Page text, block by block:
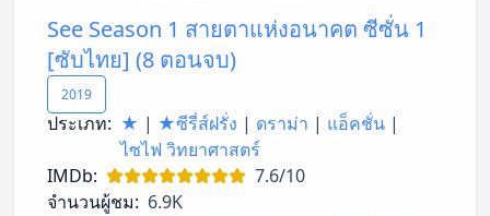
See Season 1 สายตาแห่งอนาคต ซีซั่น 1
[ซับไทย] (8 ตอนจบ)
2019
ประเภท: ★ | ★ซีรี่ส์ฝรั่ง | ดราม่า | แอ็คชั่น |
ไซไฟ วิทยาศาสตร์
IMDb:
7.6/10
จำนวนผู้ชม: 6.9K